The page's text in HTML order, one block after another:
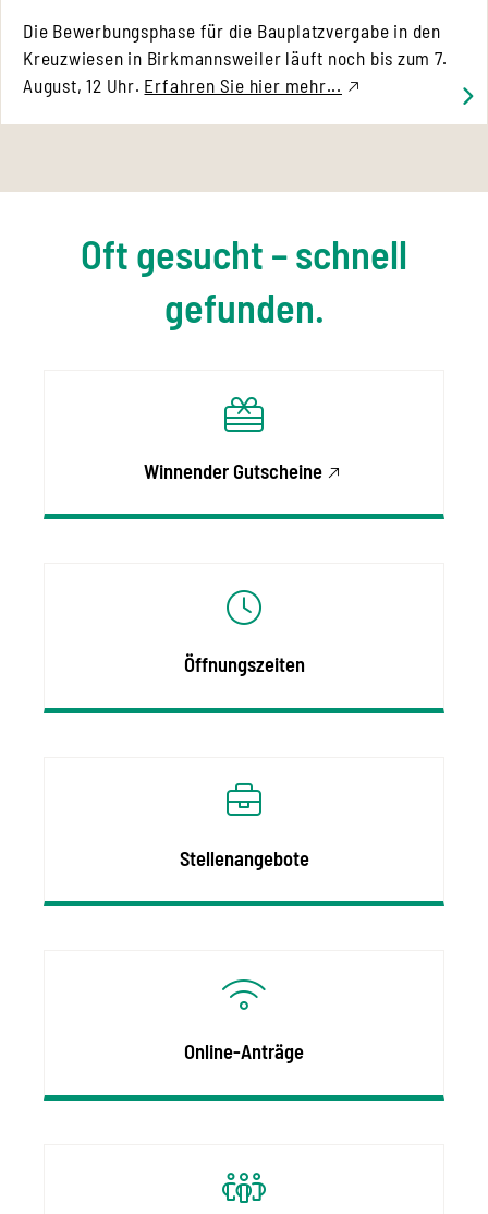
Die Bewerbungsphase für die Bauplatzvergabe in den
Kreuzwiesen in Birkmannsweiler läuft noch bis zum 7.
August, 12 Uhr. Erfahren Sie hier mehr...
Oft gesucht – schnell
gefunden.
Winnender Gutscheine
Öffnungszeiten
Stellenangebote
Online-Anträge